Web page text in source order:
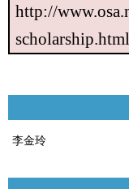
http://
scholarship.html
李金玲